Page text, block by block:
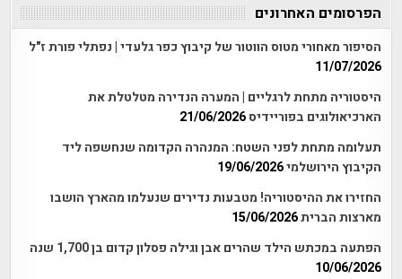
הפרסומים האחרונים
הסיפור מאחורי מטוס הווטור של קיבוץ כפר גלעדי | נפתלי פורת ז"ל
11/07/2026
היסטוריה מתחת לרגליים | המערה הנדירה מטלטלת את
הארכיאולוגים בפוריידיס21/06/2026
תעלומה מתחת לפני השטח: המנהרה הקדומה שנחשפה ליד
הקיבוץ הירושלמי19/06/2026
החזירו את ההיסטוריה! מטבעות נדירים שנעלמו מהארץ הושבו
מארצות הברית15/06/2026
הפתעה במכתש הילד שהרים אבן וגילה פסלון קדום בן 1,700 שנה
10/06/2026